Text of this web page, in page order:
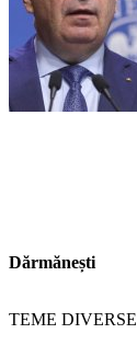
Dărmănești
TEME DIVERSE